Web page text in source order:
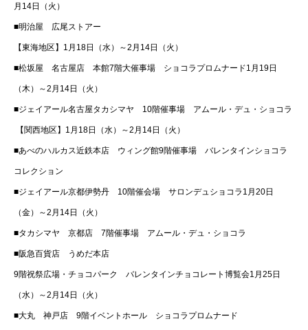
月14日（火）
■明治屋 広尾ストアー
【東海地区】1月18日（水）～2月14日（火）
■松坂屋 名古屋店 本館7階大催事場 ショコラプロムナード1月19日
（木）～2月14日（火）
■ジェイアール名古屋タカシマヤ 10階催事場 アムール・デュ・ショコラ
【関西地区】1月18日（水）～2月14日（火）
■あべのハルカス近鉄本店 ウィング館9階催事場 バレンタインショコラ
コレクション
■ジェイアール京都伊勢丹 10階催会場 サロンデュショコラ1月20日
（金）～2月14日（火）
■タカシマヤ 京都店 7階催事場 アムール・デュ・ショコラ
■阪急百貨店 うめだ本店
9階祝祭広場・チョコパーク バレンタインチョコレート博覧会1月25日
（水）～2月14日（火）
■大丸 神戸店 9階イベントホール ショコラプロムナード